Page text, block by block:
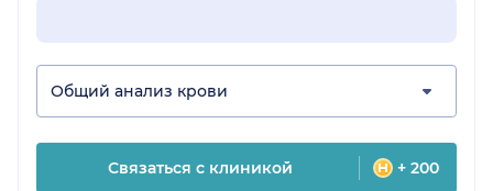
Общий анализ крови
Связаться с клиникой + 200